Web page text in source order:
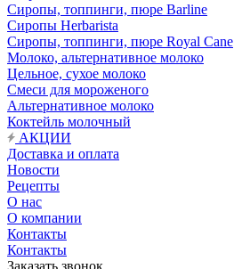
Сиропы, топпинги, пюре Barline
Сиропы Herbarista
Сиропы, топпинги, пюре Royal Cane
Молоко, альтернативное молоко
Цельное, сухое молоко
Смеси для мороженого
Альтернативное молоко
Коктейль молочный
АКЦИИ
Доставка и оплата
Новости
Рецепты
О нас
О компании
Контакты
Контакты
Заказать звонок